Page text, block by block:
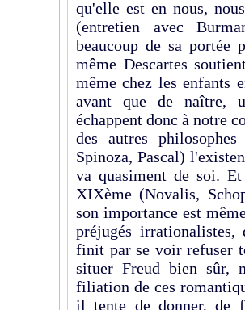
qu'elle est en nous,
(entretien avec
beaucoup de sa portée
même Descartes
même chez les enfants
avant que de naître,
échappent donc à notre
des autres
Spinoza, Pascal)
va quasiment de soi.
XIXème (Novalis,
son importance est
préjugés irrationalistes,
finit par se voir refuser
situer Freud bien sûr,
filiation de ces
il tente de donner, de